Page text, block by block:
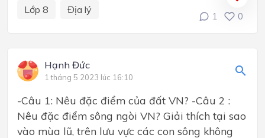
Lớp 8 Địa lý
1 0
Hạnh Đức
1 tháng 5 2023 lúc 16:10
-Câu 1: Nêu đặc điểm của đất VN? -Câu 2 :
Nêu đặc điểm sông ngòi VN? Giải thích tại sao
vào mùa lũ, trên lưu vực các con sông không